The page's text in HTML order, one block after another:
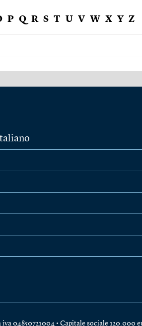
P Q R S T U V W X Y Z
04850721004 • Capitale sociale 120.000